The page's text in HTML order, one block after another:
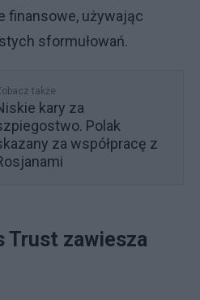
finansowe, używając
sformułowań.
także
kary za
Polak
za współpracę z
Trust zawiesza